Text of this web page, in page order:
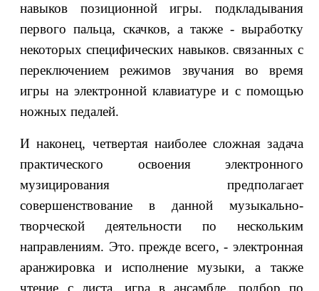
навыков позиционной игры. подкладывания
первого пальца, скачков, а также - выработку
некоторых специфических навыков. связанных с
переключением режимов звучания во время
игры на электронной клавиатуре и с помощью
ножных педалей.
И наконец, четвертая наиболее сложная задача
практического освоения электронного
музицирования предполагает
совершенствование в данной музыкально-
творческой деятельности по нескольким
направлениям. Это. прежде всего, - электронная
аранжировка и исполнение музыки, а также
чтение с листа, игра в ансамбле. подбор по